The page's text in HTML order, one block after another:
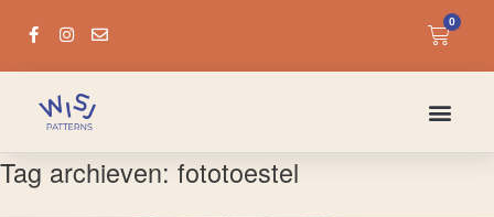
0
Tag archieven: fototoestel